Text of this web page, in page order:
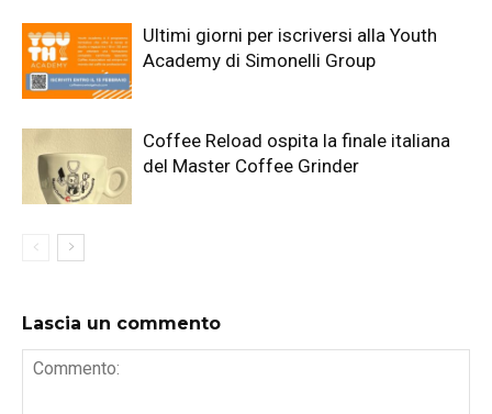
Ultimi giorni per iscriversi alla Youth
Academy di Simonelli Group
Coffee Reload ospita la finale italiana
del Master Coffee Grinder
Lascia un commento